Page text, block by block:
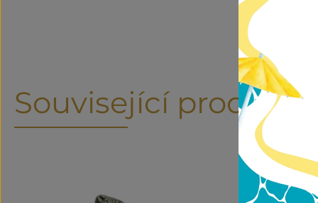
Související produkty